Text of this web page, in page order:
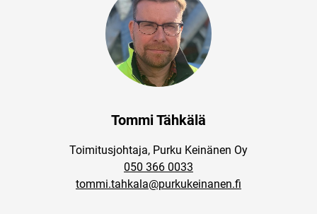
Tommi Tähkälä
Toimitusjohtaja, Purku Keinänen Oy
050 366 0033
tommi.tahkala@purkukeinanen.fi